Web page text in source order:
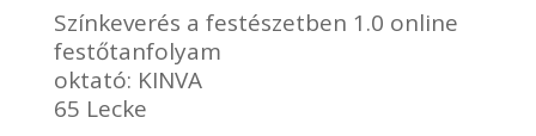
Színkeverés a festészetben 1.0 online
festőtanfolyam
oktató: KINVA
65 Lecke